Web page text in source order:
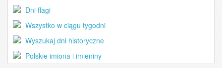
Dni flagi
Wszystko w ciągu tygodni
Wyszukaj dni historyczne
Polskie imiona i imieniny